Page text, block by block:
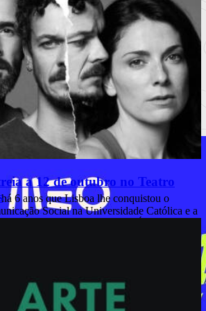
a 12 de outubro no Teatro
início, mas com o decorrer do processo de
contentes com o resultado final.
estar no Museu Nacional da Música, dia
6 anos que Lisboa lhe conquistou o
Social na Universidade Católica e a
mundo da publicidade. É Creative
a tempo inteiro, e é Jornalista de paixão,
livre assim o permite. Anda perdida entre
livros, mas é neles que encontra o seu
escritora-viajante.